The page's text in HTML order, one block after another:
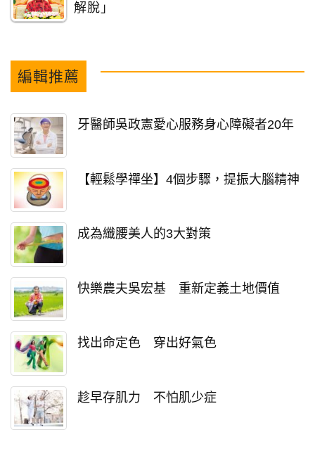
解脫」
編輯推薦
牙醫師吳政憲愛心服務身心障礙者20年
【輕鬆學禪坐】4個步驟，提振大腦精神
成為纖腰美人的3大對策
快樂農夫吳宏基 重新定義土地價值
找出命定色 穿出好氣色
趁早存肌力 不怕肌少症